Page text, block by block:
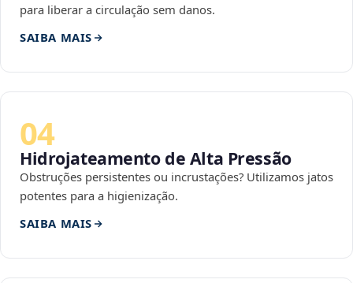
para liberar a circulação sem danos.
SAIBA MAIS
04
Hidrojateamento de Alta Pressão
Obstruções persistentes ou incrustações? Utilizamos jatos
potentes para a higienização.
SAIBA MAIS